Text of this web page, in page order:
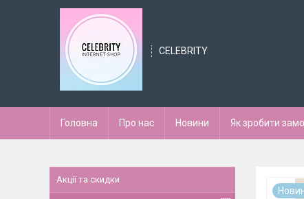
CELEBRITY
Головна Про нас Новини Як зробити
Акції та скидки